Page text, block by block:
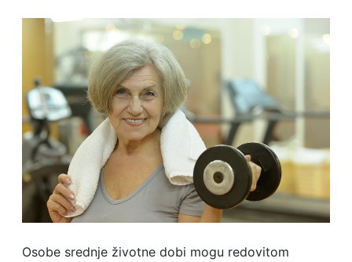
Osobe srednje životne dobi mogu redovitom